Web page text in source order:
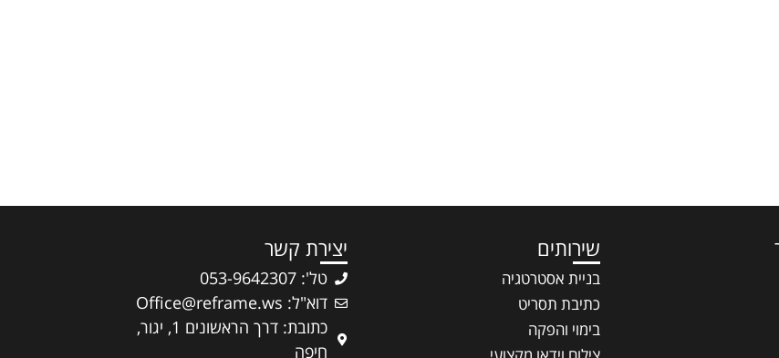
שירותים
בניית אסטרטגיה
כתיבת תסריט
בימוי והפקה
יצירת קשר
טל': 053-9642307
דוא"ל: Office@reframe.ws
כתובת: דרך הראשונים 1, יגור,
חיפה